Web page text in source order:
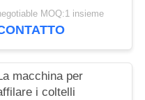
Grinding Machine che
1600*180mm
MOQ:1 insieme
macchina per
i coltelli